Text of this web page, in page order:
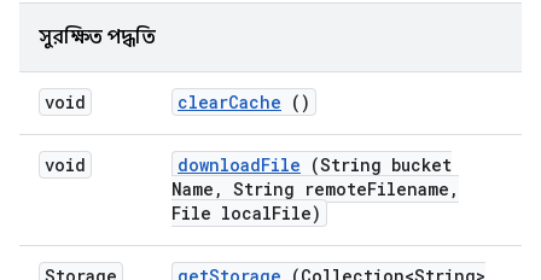
সুরক্ষিত পদ্ধতি
void clearCache ()
void downloadFile (String bucket
Name , String remoteFilename ,
File localFile)